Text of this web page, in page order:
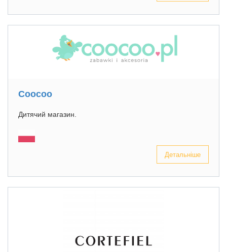
Coocoo
Дитячий магазин.
Детальніше